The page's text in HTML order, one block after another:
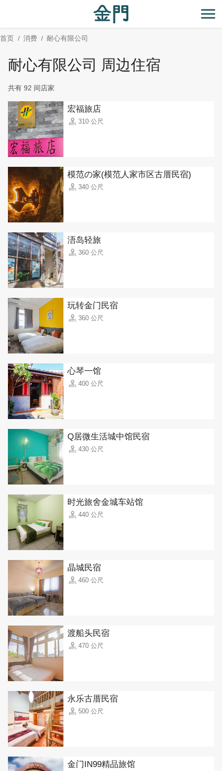
主
要
开
首页 消费 耐心有限公司
耐心有限公司 周边住宿
共有 92 间店家
宏福旅店
310 公尺
模范の家(模范人家市区古厝民宿)
340 公尺
浯岛轻旅
360 公尺
玩转金门民宿
360 公尺
心琴一馆
400 公尺
Q居微生活城中馆民宿
430 公尺
时光旅舍金城车站馆
440 公尺
晶城民宿
460 公尺
渡船头民宿
470 公尺
永乐古厝民宿
500 公尺
金门IN99精品旅馆